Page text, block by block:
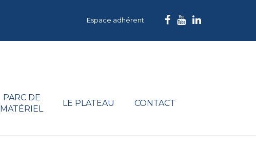
Espace adhérent
PARC DE
MATÉRIEL
LE PLATEAU CONTACT